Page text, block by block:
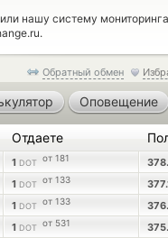
нашу систему
Обратный обмен
Оповещение
Отдаете
1 DOT от 181
1 DOT от 133
1 DOT от 133
1 DOT от 531